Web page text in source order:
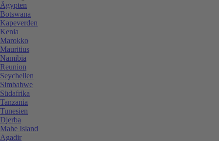
Ägypten
Botswana
Kapeverden
Kenia
Marokko
Mauritius
Namibia
Reunion
Seychellen
Simbabwe
Südafrika
Tanzania
Tunesien
Djerba
Mahe Island
Agadir